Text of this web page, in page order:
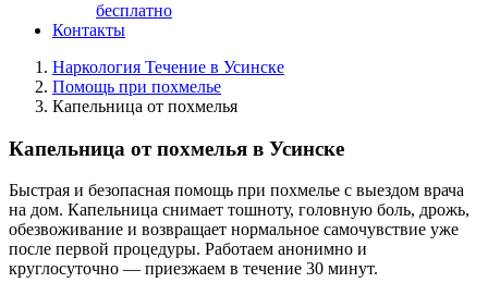
бесплатно
Контакты
Наркология Течение в Усинске
Помощь при похмелье
Капельница от похмелья
Капельница от похмелья в Усинске
Быстрая и безопасная помощь при похмелье с выездом врача
на дом. Капельница снимает тошноту, головную боль, дрожь,
обезвоживание и возвращает нормальное самочувствие уже
после первой процедуры. Работаем анонимно и
круглосуточно — приезжаем в течение 30 минут.